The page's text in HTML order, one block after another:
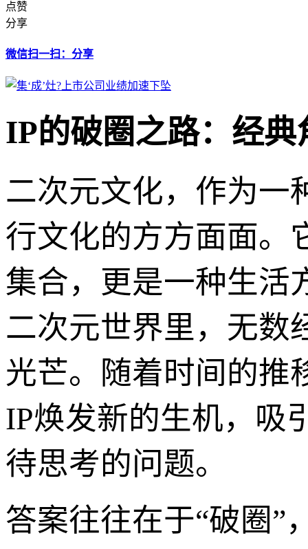
点赞
分享
微信扫一扫：分享
IP的破圈之路：经典
二次元文化，作为一
行文化的方方面面。
集合，更是一种生活
二次元世界里，无数
光芒。随着时间的推
IP焕发新的生机，吸
待思考的问题。
答案往往在于“破圈”